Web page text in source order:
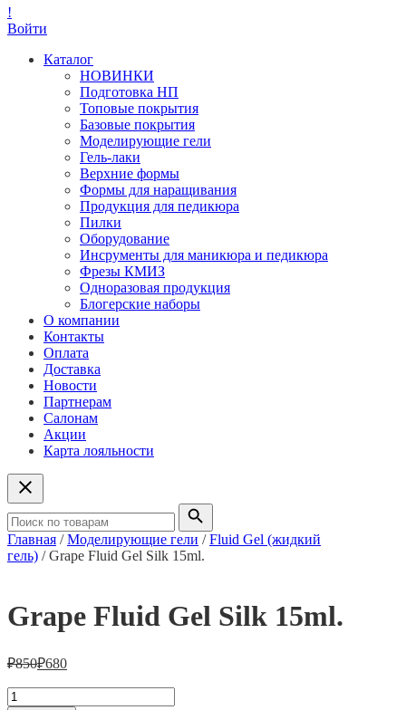
!
Войти
Каталог
НОВИНКИ
Подготовка НП
Топовые покрытия
Базовые покрытия
Моделирующие гели
Гель-лаки
Верхние формы
Формы для наращивания
Продукция для педикюра
Пилки
Оборудование
Инсрументы для маникюра и педикюра
Фрезы КМИЗ
Одноразовая продукция
Блогерские наборы
О компании
Контакты
Оплата
Доставка
Новости
Партнерам
Салонам
Акции
Карта лояльности
Главная /Моделирующие гели /Fluid Gel (жидкий
гель) / Grape Fluid Gel Silk 15ml.
Grape Fluid Gel Silk 15ml.
₽850₽680
Количество